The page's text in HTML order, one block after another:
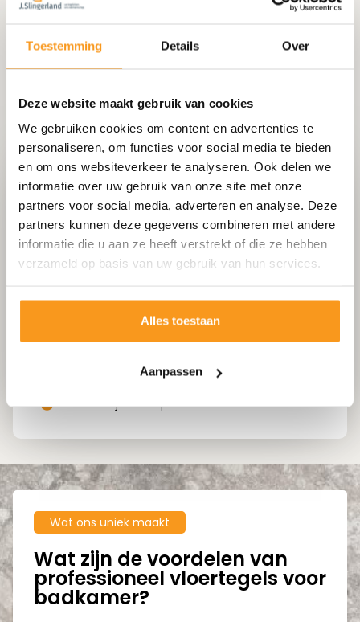
Toestemming Details Over
Deze website maakt gebruik van cookies
We gebruiken cookies om content en advertenties te
personaliseren, om functies voor social media te bieden
en om ons websiteverkeer te analyseren. Ook delen we
informatie over uw gebruik van onze site met onze
partners voor social media, adverteren en analyse. Deze
partners kunnen deze gegevens combineren met andere
informatie die u aan ze heeft verstrekt of die ze hebben
verzameld op basis van uw gebruik van hun services.
Alles toestaan
Aanpassen
Het tegelbedrijf voor
vloertegels voor badkamer
Slingerland.nl is dé specialist voor vloertegels
voor badkamer. Wij leveren en plaatsen
zakelijke klanten.
Uitmuntende kwaliteit
Meer dan 25 jaar ervaring
Service van advies tot plaatsing
Persoonlijke aanpak
Wat ons uniek maakt
Wat zijn de voordelen van
professioneel vloertegels voor
badkamer?